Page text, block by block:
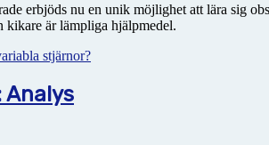
erbjöds nu en unik möjlighet att lära sig
kikare är lämpliga hjälpmedel.
stjärnor?